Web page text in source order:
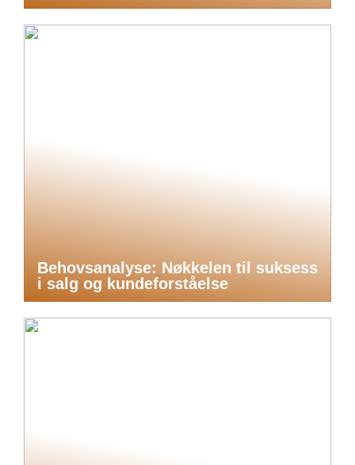
Behovsanalyse: Nøkkelen til suksess
i salg og kundeforståelse